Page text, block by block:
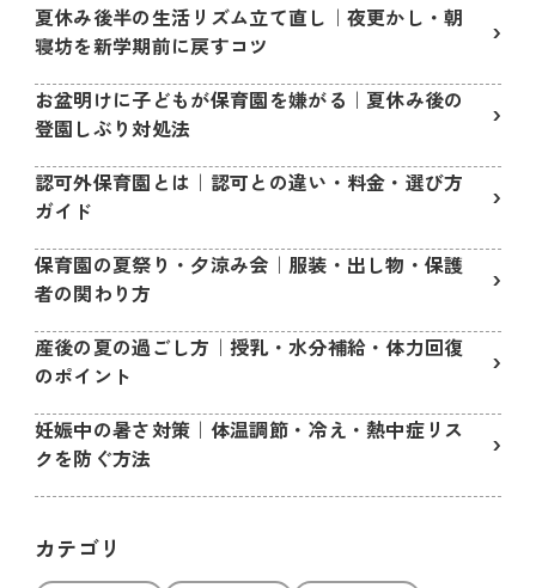
夏休み後半の生活リズム立て直し｜夜更かし・朝
寝坊を新学期前に戻すコツ
お盆明けに子どもが保育園を嫌がる｜夏休み後の
登園しぶり対処法
認可外保育園とは｜認可との違い・料金・選び方
ガイド
保育園の夏祭り・夕涼み会｜服装・出し物・保護
者の関わり方
産後の夏の過ごし方｜授乳・水分補給・体力回復
のポイント
妊娠中の暑さ対策｜体温調節・冷え・熱中症リス
クを防ぐ方法
カテゴリ